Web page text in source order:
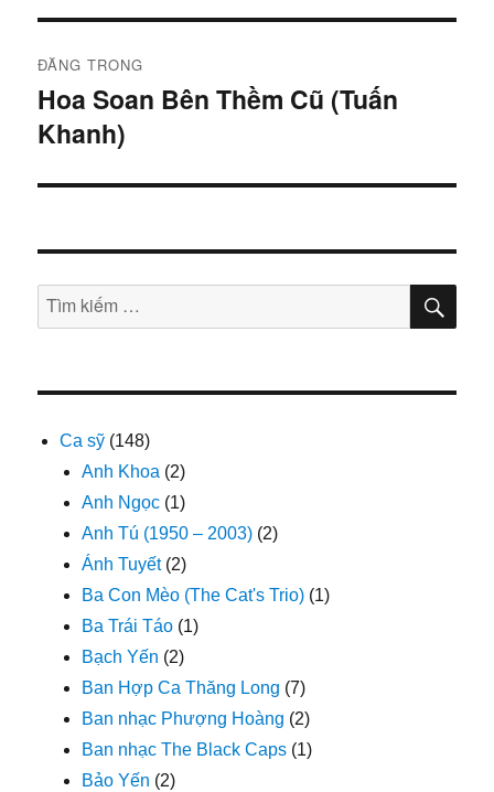
hướng
bài
viết
ĐĂNG TRONG
Hoa Soan Bên Thềm Cũ (Tuấn
Khanh)
Tìm
kiếm:
TÌM
Ca sỹ (148)
Anh Khoa (2)
Anh Ngọc (1)
Anh Tú (1950 – 2003) (2)
Ánh Tuyết(2)
Ba Con Mèo (The Cat's Trio) (1)
Ba Trái Táo (1)
Bạch Yến (2)
Ban Hợp Ca Thăng Long (7)
Ban nhạc Phượng Hoàng (2)
Ban nhạc The Black Caps (1)
Bảo Yến (2)